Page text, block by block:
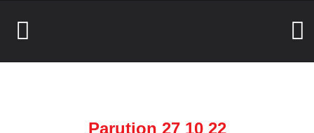
Parution 27 10 22